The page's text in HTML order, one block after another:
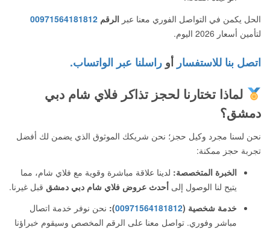
الحل يكمن في التواصل الفوري معنا عبر الرقم 00971564181812
لتأمين أسعار 2026 اليوم.
اتصل بنا للاستفسار أو راسلنا عبر الواتساب.
لماذا تختارنا لحجز تذاكر فلاي شام دبي
دمشق؟
نحن لسنا مجرد وكيل حجز؛ نحن شريكك الموثوق الذي يضمن لك أفضل
تجربة حجز ممكنة:
الخبرة المتخصصة: لدينا علاقة مباشرة وقوية مع فلاي شام، مما
يتيح لنا الوصول إلى أحدث عروض فلاي شام دبي دمشق قبل غيرنا.
خدمة شخصية (00971564181812
): نحن نوفر خدمة اتصال
مباشر وفوري. تواصل معنا على الرقم المخصص وسيقوم خبراؤنا